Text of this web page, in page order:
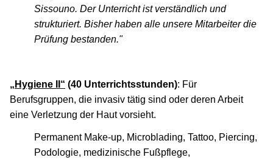
Sissouno. Der Unterricht ist verständlich und
strukturiert. Bisher haben alle unsere Mitarbeiter die
Prüfung bestanden."
„Hygiene II“ (40 Unterrichtsstunden): Für
Berufsgruppen, die invasiv tätig sind oder deren Arbeit
eine Verletzung der Haut vorsieht.
Permanent Make-up, Microblading, Tattoo, Piercing,
Podologie, medizinische Fußpflege,